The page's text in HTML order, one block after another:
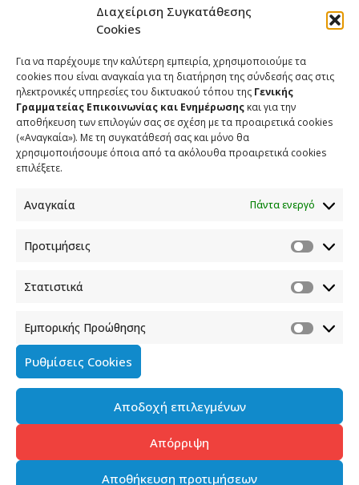
Διαχείριση Συγκατάθεσης
Cookies
Για να παρέχουμε την καλύτερη εμπειρία, χρησιμοποιούμε τα
cookies που είναι αναγκαία για τη διατήρηση της σύνδεσής σας στις
ηλεκτρονικές υπηρεσίες του δικτυακού τόπου της Γενικής
Γραμματείας Επικοινωνίας και Ενημέρωσης και για την
αποθήκευση των επιλογών σας σε σχέση με τα προαιρετικά cookies
(«Αναγκαία»). Με τη συγκατάθεσή σας και μόνο θα
χρησιμοποιήσουμε όποια από τα ακόλουθα προαιρετικά cookies
επιλέξετε.
Αναγκαία Πάντα ενεργό
Προτιμήσεις
Στατιστικά
Εμπορικής Προώθησης
Ρυθμίσεις Cookies
Αποδοχή επιλεγμένων
Απόρριψη
Αποθήκευση προτιμήσεων
ΕΠΙΚΟΙΝΩΝΙΑ
Φραγκούδη 11 & Αλεξάνδρου Πάντου
info.media@media.gov.gr
Πολιτική Cookies
Όροι χρήσης
Πολιτική προστασίας προσωπικών δεδομένων του
Διαχείρηση συγκατάθεσης